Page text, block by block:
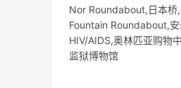
Nor Roundabout,日本
Fountain Roundabout,
HIV/AIDS,奥林匹亚购物
监狱博物馆